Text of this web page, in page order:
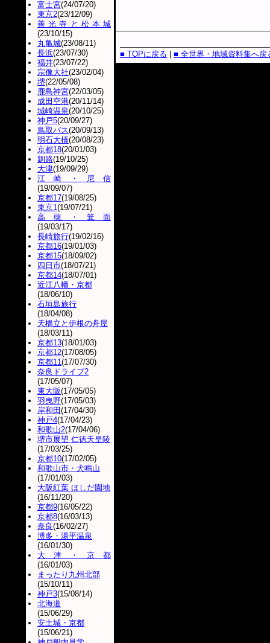
■ TOPに戻る ■ 全世界・地域資料集へ戻
富士宮(24/07/20)
東京2(23/12/09)
善光寺と松本城
(23/10/15)
丸亀城(23/08/11)
長浜(23/07/30)
福井(23/07/22)
宗像大社(23/02/04)
堺(22/05/08)
鹿島神宮(22/03/05)
成田空港(20/11/14)
城崎温泉(20/10/25)
神戸5(20/09/27)
鳥取バス(20/09/13)
明石大橋(20/08/23)
京都18(20/01/03)
釧路(19/10/25)
大津(19/09/29)
江崎・尼信
(19/09/07)
京都17(19/08/25)
東京1(19/07/21)
高槻・箕面
(19/03/17)
長崎旅行(19/02/16)
京都16(19/01/03)
京都15(18/09/02)
四日市(18/07/21)
京都14(18/07/01)
近江八幡・京都
(18/06/10)
石垣島旅行
(18/04/08)
天橋立と伊根の舟屋
(18/03/11)
京都13(18/01/03)
京都12(17/08/05)
京都11(17/07/30)
奈良ドライブ2
(17/05/07)
東大阪(17/05/05)
羽曳野(17/05/03)
岸和田 (17/04/30)
神戸4(17/04/23)
和歌山2(17/04/06)
堺市展望 仁徳天皇陵
(17/03/25)
京都10(17/02/05)
和歌山市・犬鳴山
(17/01/03)
大阪紅葉 ほしだ園地
(16/11/20)
京都9(16/05/22)
京都8(16/03/13)
奈良(16/02/27)
博多・湯平温泉
(16/01/30)
大津・京都
(16/01/03)
まったり九州北部
(15/10/11)
神戸3(15/08/14)
北海道
(15/06/29)
安土城・京都
(15/06/21)